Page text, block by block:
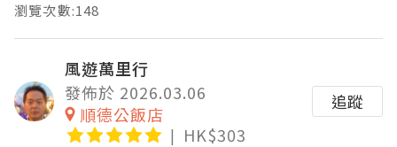
瀏覽次數:148
風遊萬里行
發佈於 2026.03.06
順德公飯店
HK$303
追蹤